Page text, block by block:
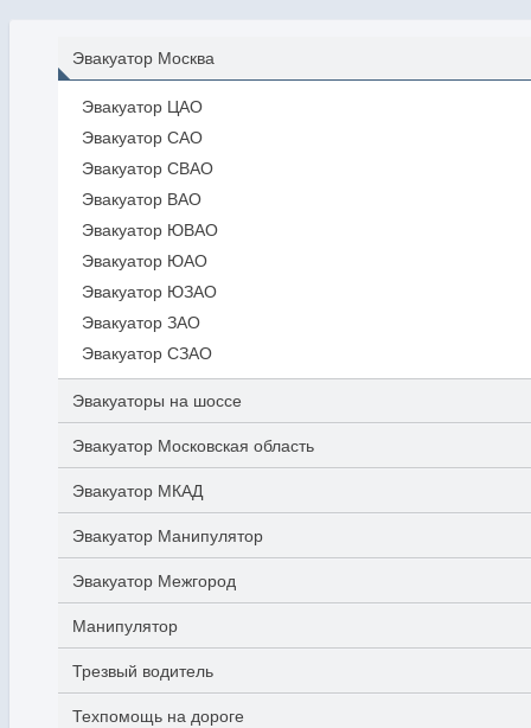
Эвакуатор Москва
Эвакуатор ЦАО
Эвакуатор САО
Эвакуатор СВАО
Эвакуатор ВАО
Эвакуатор ЮВАО
Эвакуатор ЮАО
Эвакуатор ЮЗАО
Эвакуатор ЗАО
Эвакуатор СЗАО
Эвакуаторы на шоссе
Эвакуатор Московская область
Эвакуатор МКАД
Эвакуатор Манипулятор
Эвакуатор Межгород
Манипулятор
Трезвый водитель
Техпомощь на дороге